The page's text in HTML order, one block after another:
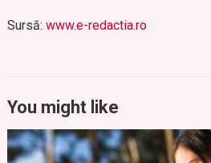
Sursă: www.e-redactia.ro
You might like